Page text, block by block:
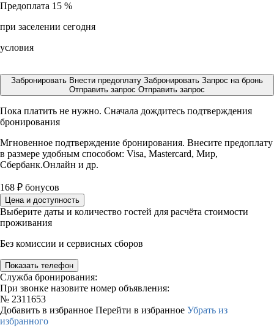
Предоплата 15 %
при заселении сегодня
условия
Забронировать Внести предоплату Забронировать Запрос на бронь
Отправить запрос Отправить запрос
Пока платить не нужно. Сначала дождитесь подтверждения
бронирования
Мгновенное подтверждение бронирования. Внесите предоплату
в размере удобным способом: Visa, Mastercard, Мир,
Сбербанк.Онлайн и др.
168 ₽ бонусов
Цена и доступность
Выберите даты и количество гостей для расчёта стоимости
проживания
Без комиссии и сервисных сборов
Показать телефон
Служба бронирования:
При звонке назовите номер объявления:
№ 2311653
Добавить в избранное Перейти в избранное Убрать из
избранного